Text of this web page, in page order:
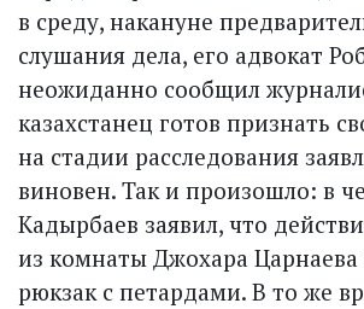
в среду, накануне
слушания дела, его адвокат
неожиданно сообщил
казахстанец готов признать
на стадии расследования
виновен. Так и произошло: в
Кадырбаев заявил, что
из комнаты Джохара Царнаева
рюкзак с петардами. В то же